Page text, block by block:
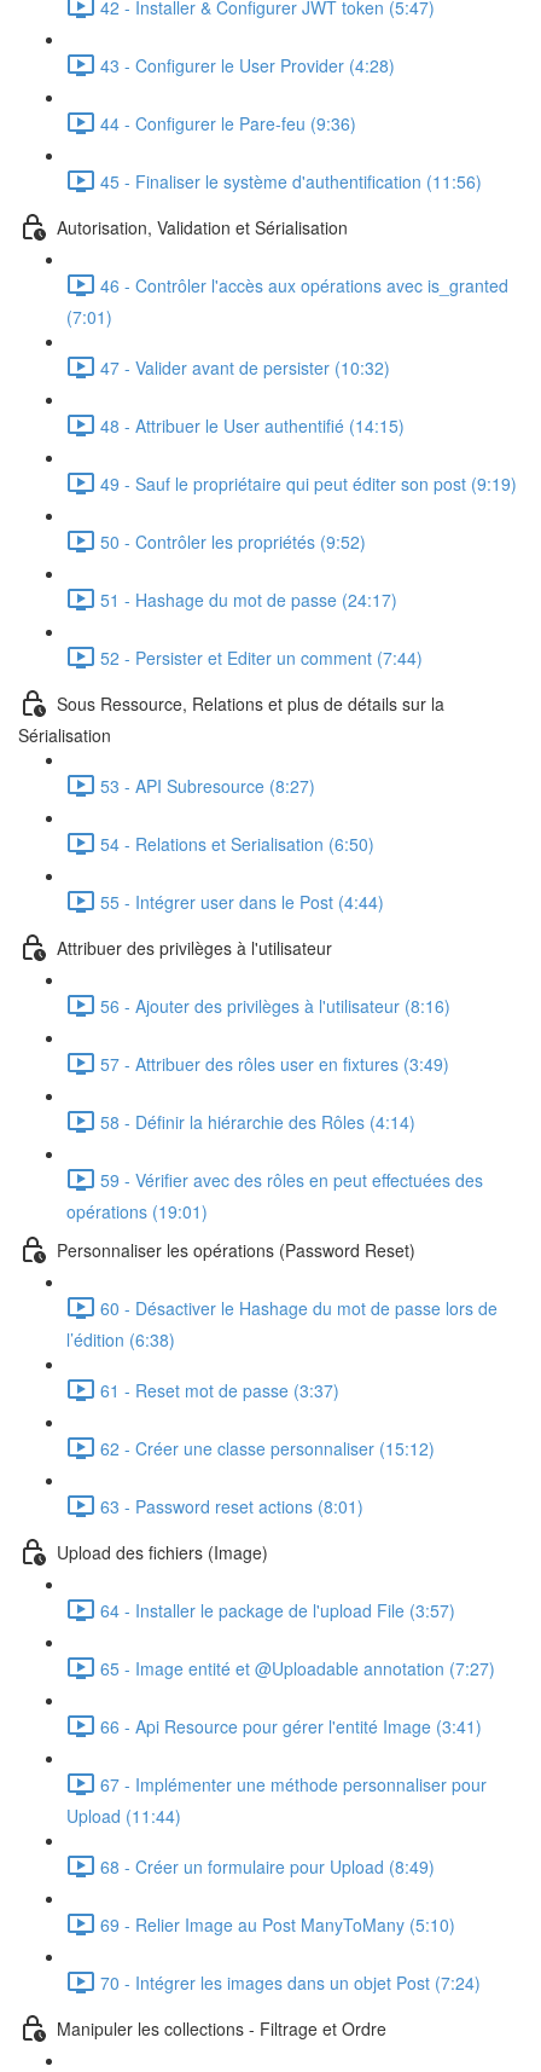
42 - Installer & Configurer JWT token (5:47)
43 - Configurer le User Provider (4:28)
44 - Configurer le Pare-feu (9:36)
45 - Finaliser le système d'authentification (11:56)
Autorisation, Validation et Sérialisation
46 - Contrôler l'accès aux opérations avec is_granted
(7:01)
47 - Valider avant de persister (10:32)
48 - Attribuer le User authentifié (14:15)
49 - Sauf le propriétaire qui peut éditer son post (9:19)
50 - Contrôler les propriétés (9:52)
51 - Hashage du mot de passe (24:17)
52 - Persister et Editer un comment (7:44)
Sous Ressource, Relations et plus de détails sur la
Sérialisation
53 - API Subresource (8:27)
54 - Relations et Serialisation (6:50)
55 - Intégrer user dans le Post (4:44)
Attribuer des privilèges à l'utilisateur
56 - Ajouter des privilèges à l'utilisateur (8:16)
57 - Attribuer des rôles user en fixtures (3:49)
58 - Définir la hiérarchie des Rôles (4:14)
59 - Vérifier avec des rôles en peut effectuées des
opérations (19:01)
Personnaliser les opérations (Password Reset)
60 - Désactiver le Hashage du mot de passe lors de
l’édition (6:38)
61 - Reset mot de passe (3:37)
62 - Créer une classe personnaliser (15:12)
63 - Password reset actions (8:01)
Upload des fichiers (Image)
64 - Installer le package de l'upload File (3:57)
65 - Image entité et @Uploadable annotation (7:27)
66 - Api Resource pour gérer l'entité Image (3:41)
67 - Implémenter une méthode personnaliser pour
Upload (11:44)
68 - Créer un formulaire pour Upload (8:49)
69 - Relier Image au Post ManyToMany (5:10)
70 - Intégrer les images dans un objet Post (7:24)
Manipuler les collections - Filtrage et Ordre